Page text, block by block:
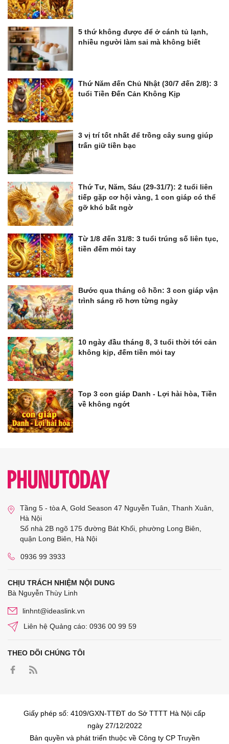
5 thứ không được để ở cánh tủ lạnh,
nhiều người làm sai mà không biết
Thứ Năm đến Chủ Nhật (30/7 đến 2/8): 3
tuổi Tiền Đến Cản Không Kịp
3 vị trí tốt nhất để trồng cây sung giúp
trấn giữ tiền bạc
Thứ Tư, Năm, Sáu (29-31/7): 2 tuổi liên
tiếp gặp cơ hội vàng, 1 con giáp có thể
gỡ khó bất ngờ
Từ 1/8 đến 31/8: 3 tuổi trúng số liên tục,
tiền đếm mỏi tay
Bước qua tháng cô hồn: 3 con giáp vận
trình sáng rõ hơn từng ngày
10 ngày đầu tháng 8, 3 tuổi thời tới cản
không kịp, đếm tiền mỏi tay
Top 3 con giáp Danh - Lợi hài hòa, Tiền
về không ngớt
Tầng 5 - tòa A, Gold Season 47 Nguyễn Tuân, Thanh Xuân,
Hà Nội
Số nhà 2B ngõ 175 đường Bát Khối, phường Long Biên,
quận Long Biên, Hà Nội
0936 99 3933
CHỊU TRÁCH NHIỆM NỘI DUNG
Bà Nguyễn Thùy Linh
linhnt@ideaslink.vn
Liên hệ Quảng cáo: 0936 00 99 59
THEO DÕI CHÚNG TÔI
Giấy phép số: 4109/GXN-TTĐT do Sở TTTT Hà Nội cấp
ngày 27/12/2022
Bản quyền và phát triển thuộc về Công ty CP Truyền